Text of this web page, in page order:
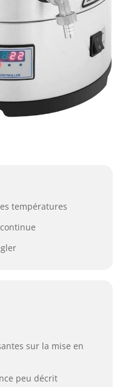
températures
sur la mise en
peu décrit